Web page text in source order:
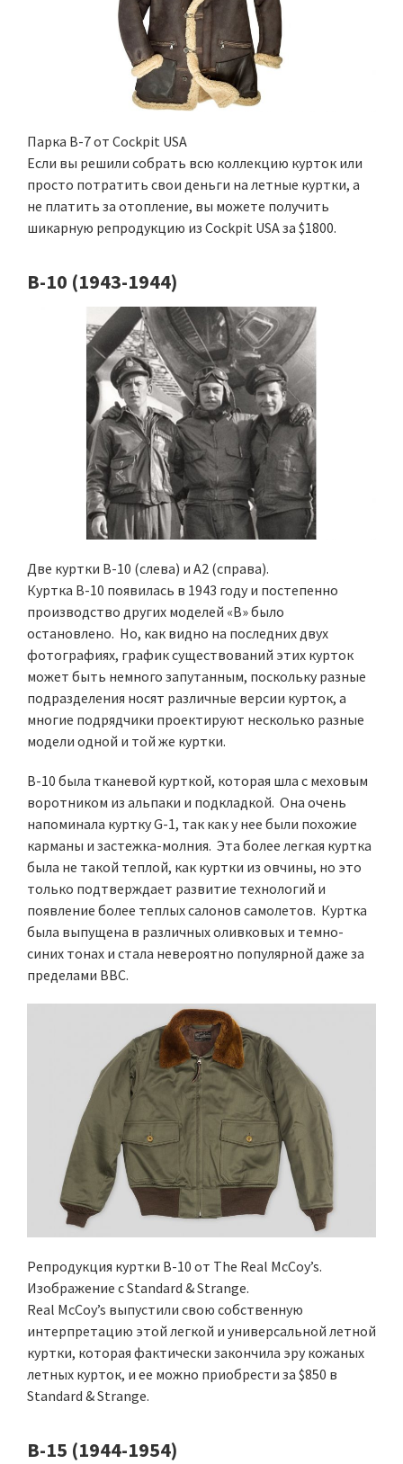
Парка B-7 от Cockpit USA
Если вы решили собрать всю коллекцию курток или
просто потратить свои деньги на летные куртки, а
не платить за отопление, вы можете получить
шикарную репродукцию из Cockpit USA за $1800.
B-10 (1943-1944)
Две куртки B-10 (слева) и A2 (справа).
Куртка B-10 появилась в 1943 году и постепенно
производство других моделей «B» было
остановлено. Но, как видно на последних двух
фотографиях, график существований этих курток
может быть немного запутанным, поскольку разные
подразделения носят различные версии курток, а
многие подрядчики проектируют несколько разные
модели одной и той же куртки.
B-10 была тканевой курткой, которая шла с меховым
воротником из альпаки и подкладкой. Она очень
напоминала куртку G-1, так как у нее были похожие
карманы и застежка-молния. Эта более легкая куртка
была не такой теплой, как куртки из овчины, но это
только подтверждает развитие технологий и
появление более теплых салонов самолетов. Куртка
была выпущена в различных оливковых и темно-
синих тонах и стала невероятно популярной даже за
пределами ВВС.
Репродукция куртки B-10 от The Real McCoy’s.
Изображение с Standard & Strange.
Real McCoy’s выпустили свою собственную
интерпретацию этой легкой и универсальной летной
куртки, которая фактически закончила эру кожаных
летных курток, и ее можно приобрести за $850 в
Standard & Strange.
B-15 (1944-1954)